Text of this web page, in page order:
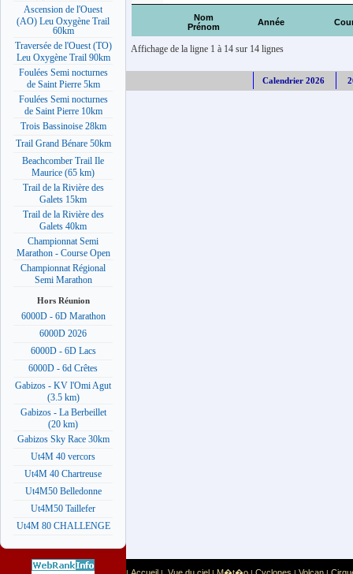
Ascension de l'Ouest
(AO) Leu Oxygène Trail
60km
Traversée de l'Ouest (TO)
Leu Oxygène Trail 90km
Foulées Semi nocturnes
de Saint Pierre 5km
Foulées Semi nocturnes
de Saint Pierre 10km
Trois Bassinoise 28km
Trail Grand Bénare 50km
Beachcomber Trail Ile
Maurice (65 km)
Trail de la Rivière des
Galets 15km
Trail de la Rivière des
Galets 40km
Championnat Semi
Marathon - Course Open
Championnat Régional
Semi Marathon
Hors Réunion
6000D - 6D Marathon
6000D 2026
6000D - 6D Lacs
6000D - 6d Crêtes
Gabizos - KV l'Omi Agut
(3.5 km)
Gabizos - La Berbeillet
(20 km)
Gabizos Sky Race 30km
Ut4M 40 vercors
Ut4M 40 Chartreuse
Ut4M50 Belledonne
Ut4M50 Taillefer
Ut4M 80 CHALLENGE
Nom
Prénom
Année
Affichage de la ligne 1 à 14 sur 14 lignes
Calendrier 2026